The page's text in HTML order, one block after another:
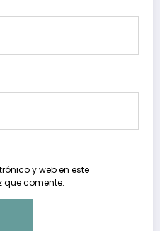
y web en este
que comente.